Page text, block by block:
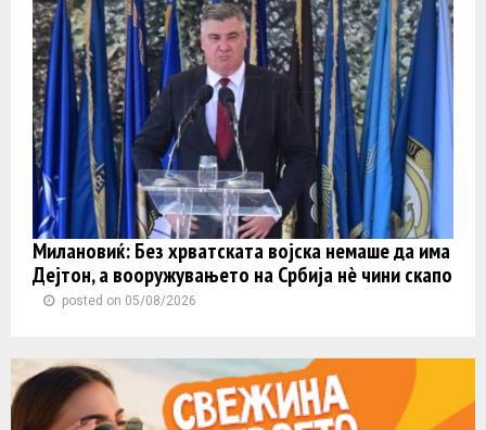
Милановиќ: Без хрватската војска немаше да има
Дејтон, а вооружувањето на Србија нè чини скапо
posted on 05/08/2026